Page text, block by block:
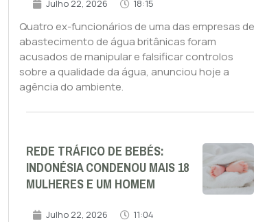
Julho 22, 2026 18:15
Quatro ex-funcionários de uma das empresas de
abastecimento de água britânicas foram
acusados de manipular e falsificar controlos
sobre a qualidade da água, anunciou hoje a
agência do ambiente.
REDE TRÁFICO DE BEBÉS:
INDONÉSIA CONDENOU MAIS 18
MULHERES E UM HOMEM
Julho 22, 2026 11:04